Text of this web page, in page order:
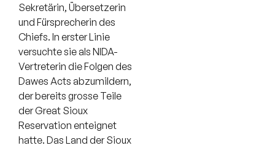
Sekretärin, Übersetzerin
und Fürsprecherin des
Chiefs. In erster Linie
versuchte sie als NIDA-
Vertreterin die Folgen des
Dawes Acts abzumildern,
der bereits grosse Teile
der Great Sioux
Reservation enteignet
hatte. Das Land der Sioux